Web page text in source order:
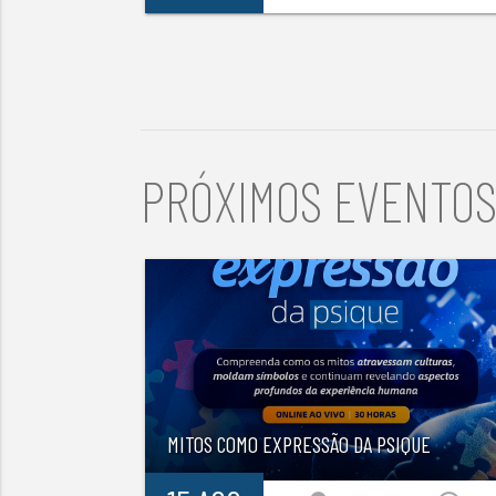
PRÓXIMOS EVENTOS
MITOS COMO EXPRESSÃO DA PSIQUE